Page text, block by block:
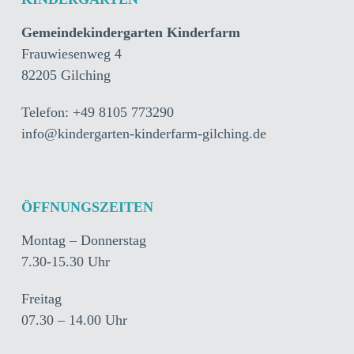
Gemeindekindergarten Kinderfarm
Frauwiesenweg 4
82205 Gilching
Telefon: +49 8105 773290
info@kindergarten-kinderfarm-gilching.de
ÖFFNUNGSZEITEN
Montag – Donnerstag
7.30-15.30 Uhr
Freitag
07.30 – 14.00 Uhr